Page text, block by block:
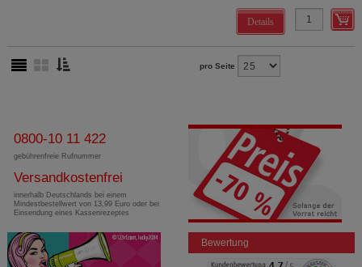
Details
pro Seite
0800-10 11 422
gebührenfreie Rufnummer
Versandkostenfrei
innerhalb Deutschlands bei einem
Mindestbestellwert von 13,99 Euro oder bei
Einsendung eines Kassenrezeptes
Bewertung